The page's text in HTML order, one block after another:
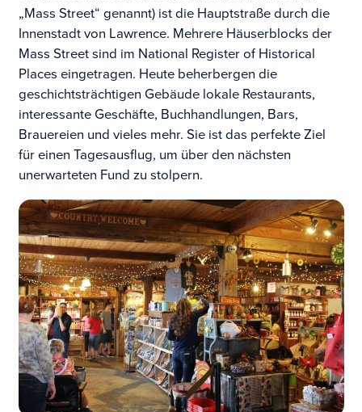
„Mass Street“ genannt) ist die Hauptstraße durch die
Innenstadt von Lawrence. Mehrere Häuserblocks der
Mass Street sind im National Register of Historical
Places eingetragen. Heute beherbergen die
geschichtsträchtigen Gebäude lokale Restaurants,
interessante Geschäfte, Buchhandlungen, Bars,
Brauereien und vieles mehr. Sie ist das perfekte Ziel
für einen Tagesausflug, um über den nächsten
unerwarteten Fund zu stolpern.